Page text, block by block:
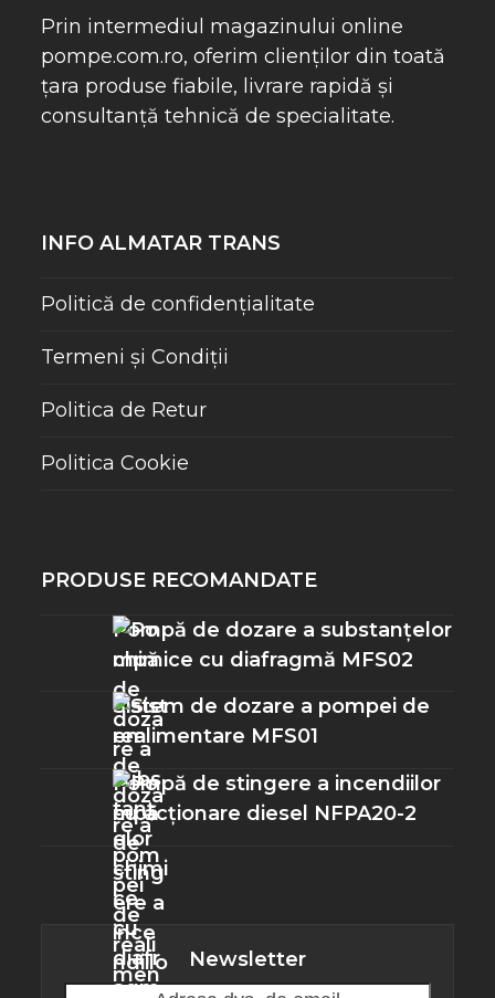
Prin intermediul magazinului online
pompe.com.ro, oferim clienților din toată
țara produse fiabile, livrare rapidă și
consultanță tehnică de specialitate.
INFO ALMATAR TRANS
Politică de confidențialitate
Termeni și Condiții
Politica de Retur
Politica Cookie
PRODUSE RECOMANDATE
Pompă de dozare a substanțelor
chimice cu diafragmă MFS02
Sistem de dozare a pompei de
realimentare MFS01
Pompă de stingere a incendiilor
cu acționare diesel NFPA20-2
Newsletter